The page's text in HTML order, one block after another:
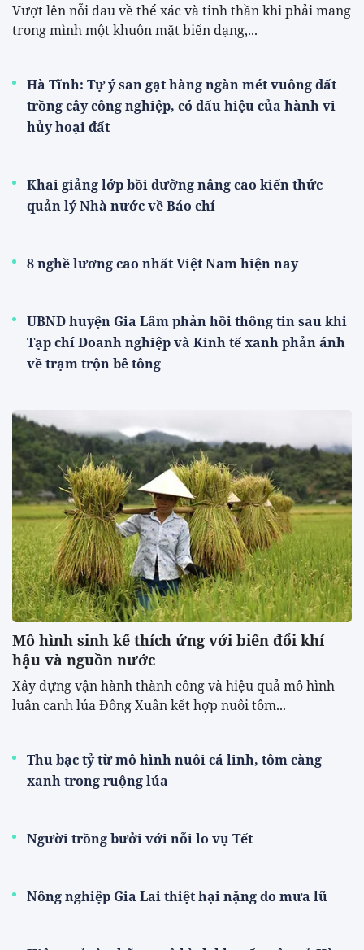
Vượt lên nỗi đau về thể xác và tinh thần khi phải mang
trong mình một khuôn mặt biến dạng,...
Hà Tĩnh: Tự ý san gạt hàng ngàn mét vuông đất
trồng cây công nghiệp, có dấu hiệu của hành vi
hủy hoại đất
Khai giảng lớp bồi dưỡng nâng cao kiến thức
quản lý Nhà nước về Báo chí
8 nghề lương cao nhất Việt Nam hiện nay
UBND huyện Gia Lâm phản hồi thông tin sau khi
Tạp chí Doanh nghiệp và Kinh tế xanh phản ánh
về trạm trộn bê tông
Mô hình sinh kế thích ứng với biến đổi khí
hậu và nguồn nước
Xây dựng vận hành thành công và hiệu quả mô hình
luân canh lúa Đông Xuân kết hợp nuôi tôm...
Thu bạc tỷ từ mô hình nuôi cá linh, tôm càng
xanh trong ruộng lúa
Người trồng bưởi với nỗi lo vụ Tết
Nông nghiệp Gia Lai thiệt hại nặng do mưa lũ